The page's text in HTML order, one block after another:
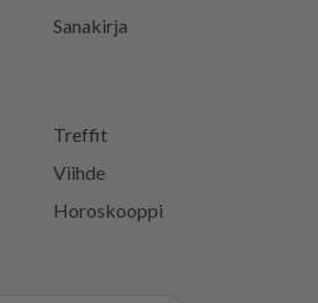
Treffit
Viihde
Horoskooppi
Sanakirja